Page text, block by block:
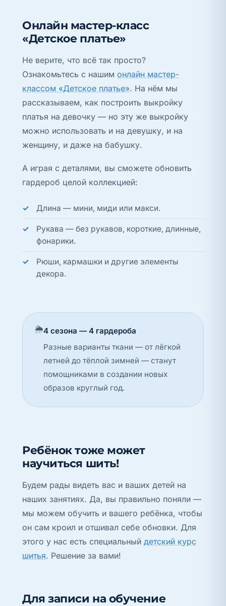
Онлайн мастер-класс
«Детское платье»
Не верите, что всё так просто?
Ознакомьтесь с нашим онлайн мастер-
классом «Детское платье». На нём мы
рассказываем, как построить выкройку
платья на девочку — но эту же выкройку
можно использовать и на девушку, и на
женщину, и даже на бабушку.
А играя с деталями, вы сможете обновить
гардероб целой коллекцией:
Длина — мини, миди или макси.
Рукава — без рукавов, короткие, длинные,
фонарики.
Рюши, кармашки и другие элементы
декора.
🌦️4 сезона — 4 гардероба
Разные варианты ткани — от лёгкой
летней до тёплой зимней — станут
помощниками в создании новых
образов круглый год.
Ребёнок тоже может
научиться шить!
Будем рады видеть вас и ваших детей на
наших занятиях. Да, вы правильно поняли —
мы можем обучить и вашего ребёнка, чтобы
он сам кроил и отшивал себе обновки. Для
этого у нас есть специальный детский курс
шитья. Решение за вами!
Для записи на обучение